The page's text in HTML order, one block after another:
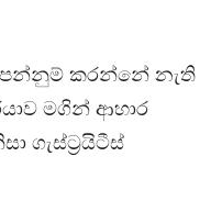
කරන්නේ නැති
මගින් ආහාර
ගැස්ට්‍රයිටීස්